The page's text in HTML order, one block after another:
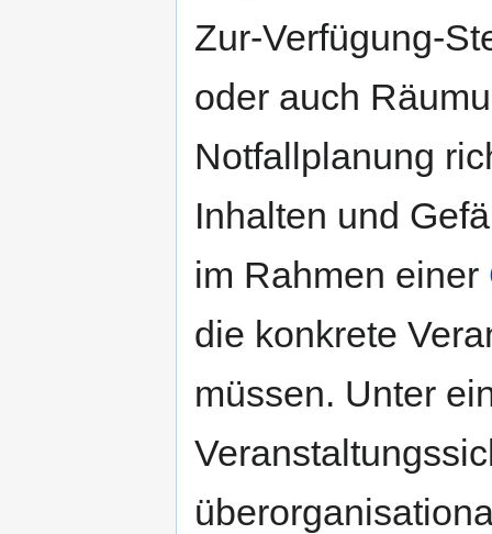
Zur-Verfügung-
oder auch
Notfallplanung
Inhalten und
im Rahmen einer
die konkrete
müssen. Unter